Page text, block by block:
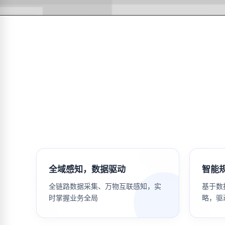
全域感知，数据驱动
全链路数据采集、万物互联感知，实
时掌握业务全局
智能
基于数
略，